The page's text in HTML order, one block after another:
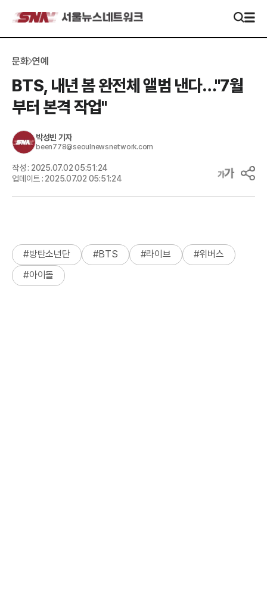
문화 연예
BTS, 내년 봄 완전체 앨범 낸다…"7월
부터 본격 작업"
박성빈 기자
been778@seoulnewsnetwork.com
작성 : 2025.07.02 05:51:24
업데이트 : 2025.07.02 05:51:24
#방탄소년단 #BTS #라이브 #위버스
#아이돌